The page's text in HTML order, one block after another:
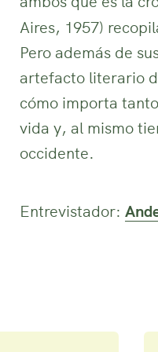
Aires, 1957)
Pero además de
artefacto literario
cómo importa
vida y, al mismo
occidente.
Entrevistador: